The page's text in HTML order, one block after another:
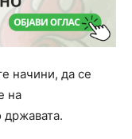
начини, да се
на
државата.